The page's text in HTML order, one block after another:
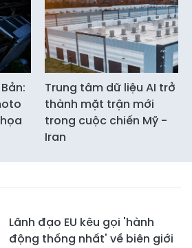
Trung tâm dữ liệu AI trở
thành mặt trận mới
trong cuộc chiến Mỹ -
Iran
Lãnh đạo EU kêu gọi 'hành
động thống nhất' về biên giới